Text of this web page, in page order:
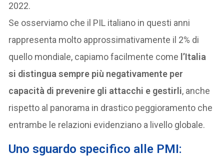
2022.
Se osserviamo che il PIL italiano in questi anni
rappresenta molto approssimativamente il 2% di
quello mondiale, capiamo facilmente come l’Italia
si distinguasempre più negativamente per
capacità di prevenire gli attacchi e gestirli, anche
rispetto al panorama in drastico peggioramento che
entrambe le relazioni evidenziano a livello globale.
Uno sguardo specifico alle PMI: